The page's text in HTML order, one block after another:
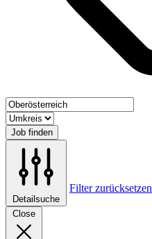
Job finden
Detailsuche
Filter zurücksetzen
Close